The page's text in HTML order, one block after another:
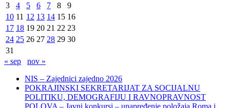
3
4 5 6 7 8
9
10 11 12 13 14 15 16
17 18 19 20 21 22 23
24 25 26 27 28 29 30
31
« sep
nov »
NIS – Zajednici zajedno 2026
POKRAJINSKI SEKRETARIJAT ZA SOCIJALNU
POLITIKU, DEMOGRAFIJU I RAVNOPRAVNOST
POLOVA – Javni konkursi – unapređenje položaja Roma i